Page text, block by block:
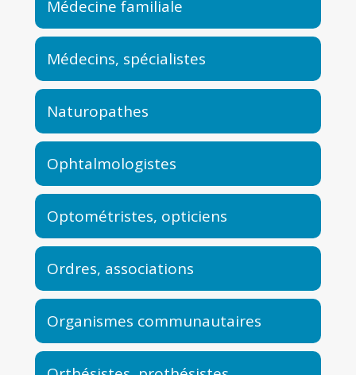
Médecine familiale
Médecins, spécialistes
Naturopathes
Ophtalmologistes
Optométristes, opticiens
Ordres, associations
Organismes communautaires